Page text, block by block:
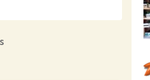
accueil solidarité) d'Huby